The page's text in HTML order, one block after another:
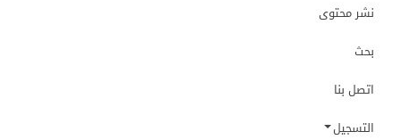
نشر محتوى
بحث
اتصل بنا
التسجيل